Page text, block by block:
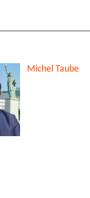
Michel Taube